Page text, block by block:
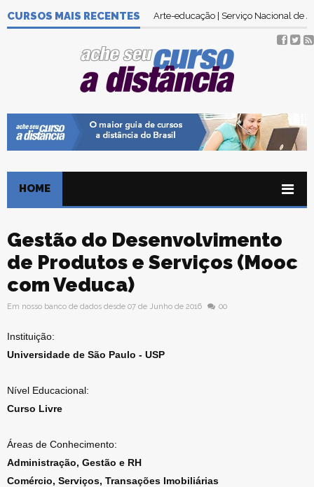
CURSOS MAIS RECENTES Arte-educação | Serviço Nacional de
HOME
Gestão do Desenvolvimento
de Produtos e Serviços (Mooc
com Veduca)
Em nosso banco de dados desde 07 de Junho de 2016 00
Instituição:
Universidade de São Paulo - USP
Nível Educacional:
Curso Livre
Áreas de Conhecimento:
Administração, Gestão e RH
Comércio, Serviços, Transações Imobiliárias